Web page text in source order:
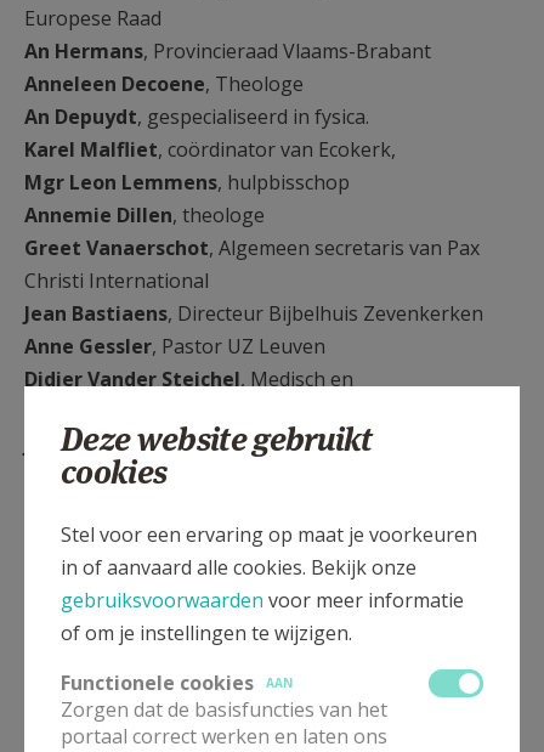
Europese Raad
An Hermans, Provincieraad Vlaams-Brabant
Anneleen Decoene, Theologe
An Depuydt, gespecialiseerd in fysica.
Karel Malfliet, coördinator van Ecokerk,
Mgr Leon Lemmens, hulpbisschop
Annemie Dillen, theologe
Greet Vanaerschot, Algemeen secretaris van Pax
Christi International
Jean Bastiaens, Directeur Bijbelhuis Zevenkerken
Anne Gessler, Pastor UZ Leuven
Didier Vander Steichel, Medisch en
Johan Van der Vloet, diaken, theoloog, psycholoog,
prof en hoofdredacteur van MagaZijn.
Anja ’T Kindt, verantwoordelijke De Ark - Gent
Erik Galle, priester, psychotherapeut, auteur
Sebastien de Fooz, Trekker van de dialoog
Hilde Ingels , Amfora VZW, journaliste
Annelien Boone , Directeur IJD
Emmanuel Van Lierde, Hoofdredacteur Tertio
Mgr Koen Vanhoutte,hulpbisschop
Deze website gebruikt
cookies
Stel voor een ervaring op maat je voorkeuren
in of aanvaard alle cookies. Bekijk onze
gebruiksvoorwaarden voor meer informatie
of om je instellingen te wijzigen.
Functionele cookies
AAN
Zorgen dat de basisfuncties van het
portaal correct werken en laten ons